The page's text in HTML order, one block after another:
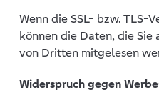
Wenn die SSL- bzw. TLS-
können die Daten, die
von Dritten mitgelesen
Widerspruch gegen